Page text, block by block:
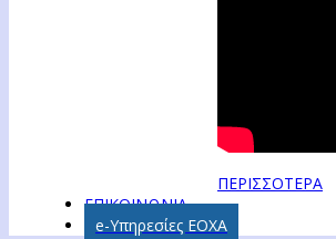
ΠΕΡΙΣΣΟΤΕΡΑ
ΕΠΙΚΟΙΝΩΝΙΑ
e-Υπηρεσίες ΕΟΧΑ